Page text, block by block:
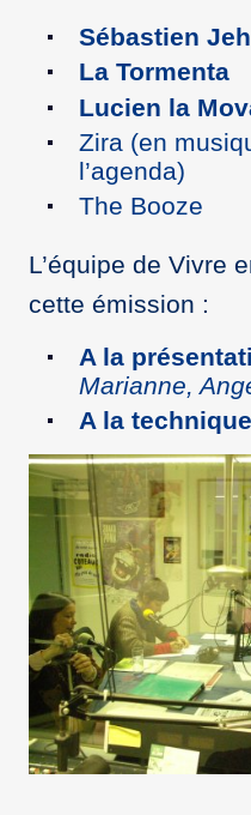
Sébastien
La Tormenta
Lucien la
Zira (en
l’agenda)
The Booze
L’équipe de Vivre
cette émission :
A la
Marianne,
A la technique